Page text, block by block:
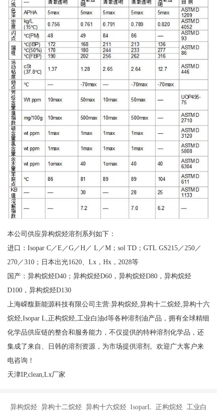
本公司供应异构烷烃溶剂系列如下：
进口：Isopar C／E／G／H／ L／M；sol TD；GTL GS215／250／
270／310；日本出光1620、Lx，Hx，2028等
国产：异构烷烃D40；异构烷烃D60，异构烷烃D80，异构烷烃
D100，异构烷烃D130
上海嵘馥新能源科技有限公司主营:异构烷烃,异构十二烷烃,异构十六
烷烃,Isopar L,正构烷烃,工业白油d等各种溶剂油产品，拥有全球精细
化学品供应链的整合和服务能力，不仅提供的特种溶剂化学品，还
集成了来自、日韩的溶剂资源，为市场提供溶剂。欢迎广大客户来
电咨询！
天津IP,clean,Lx厂家
异构烷烃 异构十二烷烃 异构十六烷烃 IsoparL 正构烷烃 工业白